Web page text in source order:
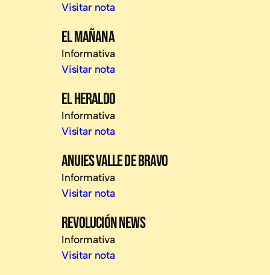
Visitar nota
EL MAÑANA
Informativa
Visitar nota
EL HERALDO
Informativa
Visitar nota
ANUIES VALLE DE BRAVO
Informativa
Visitar nota
REVOLUCIÓN NEWS
Informativa
Visitar nota